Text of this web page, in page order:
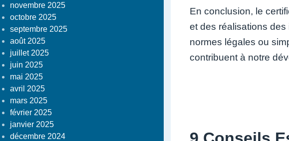
novembre 2025
octobre 2025
septembre 2025
août 2025
juillet 2025
juin 2025
mai 2025
avril 2025
mars 2025
février 2025
janvier 2025
décembre 2024
En conclusion, le
et des réalisations
normes légales ou
contribuent à notre